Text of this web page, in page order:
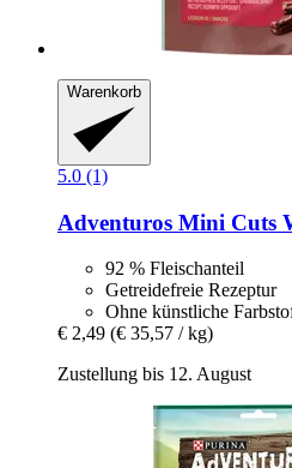
Warenkorb
5.0 (1)
Adventuros Mini Cuts
92 % Fleischanteil
Getreidefreie Rezeptur
Ohne künstliche
€ 2,49 (€ 35,57 / kg)
Zustellung bis 12. August